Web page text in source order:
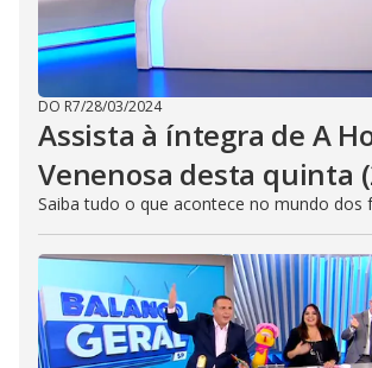
DO R7/28/03/2024
Assista à íntegra de A
Venenosa desta quinta
Saiba tudo o que acontece no mundo dos